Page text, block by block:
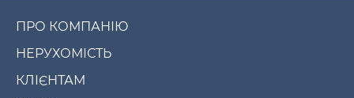
ПРО КОМПАНІЮ
НЕРУХОМІСТЬ
КЛІЄНТАМ